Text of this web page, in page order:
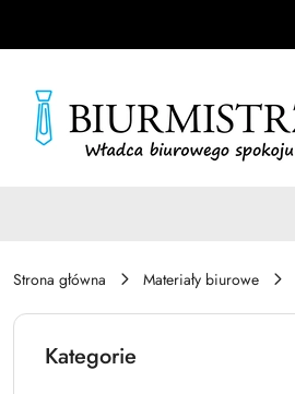
Strona główna Materiały biurowe
Kategorie